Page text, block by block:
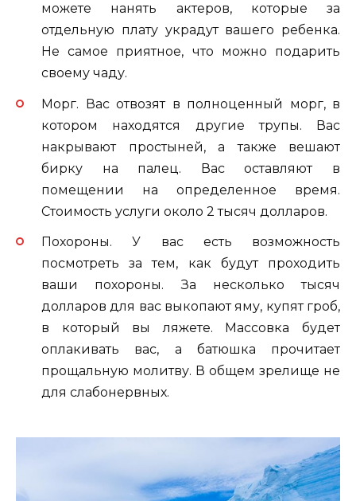
можете нанять актеров, которые за
отдельную плату украдут вашего ребенка.
Не самое приятное, что можно подарить
своему чаду.
Морг. Вас отвозят в полноценный морг, в
котором находятся другие трупы. Вас
накрывают простыней, а также вешают
бирку на палец. Вас оставляют в
помещении на определенное время.
Стоимость услуги около 2 тысяч долларов.
Похороны. У вас есть возможность
посмотреть за тем, как будут проходить
ваши похороны. За несколько тысяч
долларов для вас выкопают яму, купят гроб,
в который вы ляжете. Массовка будет
оплакивать вас, а батюшка прочитает
прощальную молитву. В общем зрелище не
для слабонервных.